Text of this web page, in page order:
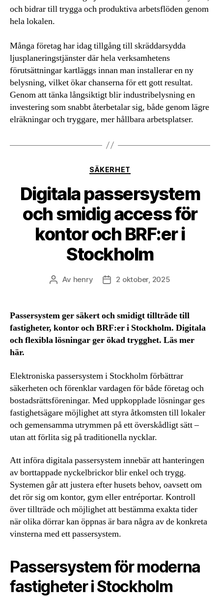
och bidrar till trygga och produktiva arbetsflöden genom
hela lokalen.
Många företag har idag tillgång till skräddarsydda
ljusplaneringstjänster där hela verksamhetens
förutsättningar kartläggs innan man installerar en ny
belysning, vilket ökar chanserna för ett gott resultat.
Genom att tänka långsiktigt blir industribelysning en
investering som snabbt återbetalar sig, både genom lägre
elräkningar och tryggare, mer hållbara arbetsplatser.
Kategorier
SÄKERHET
Digitala passersystem
och smidig access för
kontor och BRF:er i
Stockholm
Inläggsförfattare
Av henry Inläggsdatum
2 oktober, 2025
Passersystem ger säkert och smidigt tillträde till
fastigheter, kontor och BRF:er i Stockholm. Digitala
och flexibla lösningar ger ökad trygghet. Läs mer
här.
Elektroniska passersystem i Stockholm förbättrar
säkerheten och förenklar vardagen för både företag och
bostadsrättsföreningar. Med uppkopplade lösningar ges
fastighetsägare möjlighet att styra åtkomsten till lokaler
och gemensamma utrymmen på ett överskådligt sätt –
utan att förlita sig på traditionella nycklar.
Att införa digitala passersystem innebär att hanteringen
av borttappade nyckelbrickor blir enkel och trygg.
Systemen går att justera efter husets behov, oavsett om
det rör sig om kontor, gym eller entréportar. Kontroll
över tillträde och möjlighet att bestämma exakta tider
när olika dörrar kan öppnas är bara några av de konkreta
vinsterna med ett passersystem.
Passersystem för moderna
fastigheter i Stockholm